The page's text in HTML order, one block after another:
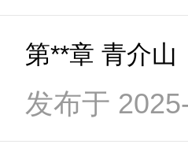
第**章 青介山
发布于